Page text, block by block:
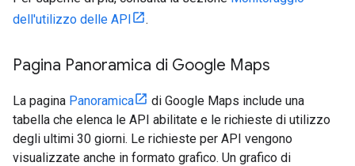
dell'utilizzo delle API
.
Pagina Panoramica di Google Maps
La pagina Panoramica
di Google Maps include una
tabella che elenca le API abilitate e le richieste di utilizzo
degli ultimi 30 giorni. Le richieste per API vengono
visualizzate anche in formato grafico. Un grafico di